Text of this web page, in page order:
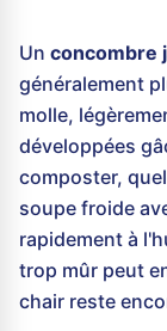
Un concombre
généralement
molle,
développées
composter,
soupe froide
rapidement à
trop mûr peut
chair reste